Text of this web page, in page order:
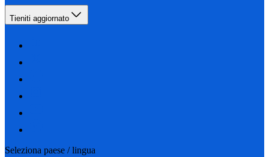
Tieniti aggiornato
Seleziona paese / lingua